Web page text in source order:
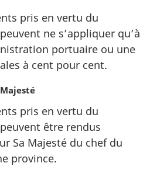
pris en vertu du
ne s’appliquer qu’à
portuaire ou une
à cent pour cent.
pris en vertu du
être rendus
Sa Majesté du chef du
province.